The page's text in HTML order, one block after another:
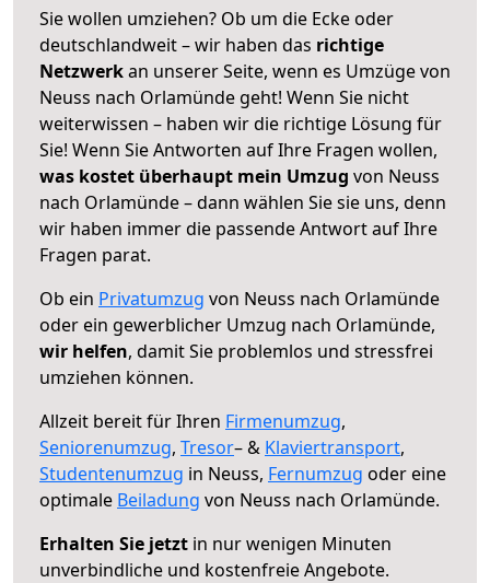
Sie wollen umziehen? Ob um die Ecke oder
deutschlandweit – wir haben das richtige
Netzwerkan unserer Seite, wenn es Umzüge von
Neuss nach Orlamünde geht! Wenn Sie nicht
weiterwissen – haben wir die richtige Lösung für
Sie! Wenn Sie Antworten auf Ihre Fragen wollen,
was kostet überhaupt mein Umzug von Neuss
nach Orlamünde – dann wählen Sie sie uns, denn
wir haben immer die passende Antwort auf Ihre
Fragen parat.
Ob ein Privatumzug von Neuss nach Orlamünde
oder ein gewerblicher Umzug nach Orlamünde,
wir helfen, damit Sie problemlos und stressfrei
umziehen können.
Allzeit bereit für Ihren Firmenumzug,
Seniorenumzug, Tresor– & Klaviertransport,
Studentenumzug in Neuss, Fernumzug oder eine
optimale Beiladung von Neuss nach Orlamünde.
Erhalten Sie jetzt in nur wenigen Minuten
unverbindliche und kostenfreie Angebote.